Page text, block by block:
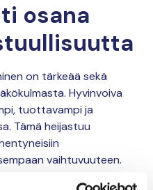
osana
on tärkeää sekä
Hyvinvoiva
tuottavampi ja
Tämä heijastuu
vaihtuvuuteen.